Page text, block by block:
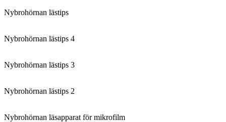
Nybrohörnan lästips
Nybrohörnan lästips 4
Nybrohörnan lästips 3
Nybrohörnan lästips 2
Nybrohörnan läsapparat för mikrofilm